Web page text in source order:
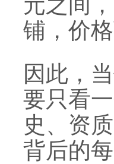
铺，价
因此，
要只看
史、资
背后的